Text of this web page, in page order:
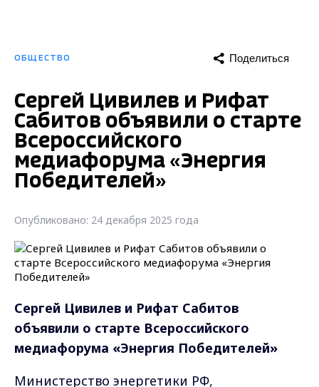
ОБЩЕСТВО Поделиться
Сергей Цивилев и Рифат
Сабитов объявили о старте
Всероссийского
медиафорума «Энергия
Победителей»
Опубликовано: 24 декабря 2025 года
Сергей Цивилев и Рифат Сабитов
объявили о старте Всероссийского
медиафорума «Энергия Победителей»
Министерство энергетики РФ,